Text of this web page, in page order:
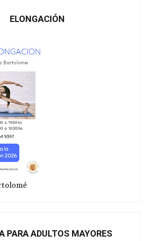
ELONGACIÓN
PARA ADULTOS MAYORES